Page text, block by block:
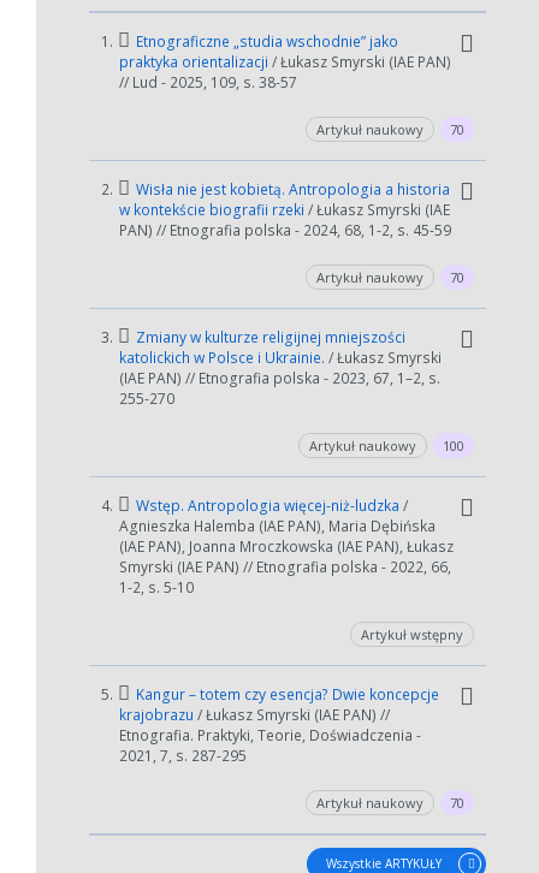
1.
Etnograficzne „studia wschodnie” jako
praktyka orientalizacji / Łukasz Smyrski (IAE PAN)
// Lud - 2025, 109, s. 38-57
Artykuł naukowy 70
2.
Wisła nie jest kobietą. Antropologia a historia
w kontekście biografii rzeki / Łukasz Smyrski (IAE
PAN) // Etnografia polska - 2024, 68, 1-2, s. 45-59
Artykuł naukowy 70
3.
Zmiany w kulturze religijnej mniejszości
katolickich w Polsce i Ukrainie. / Łukasz Smyrski
(IAE PAN) // Etnografia polska - 2023, 67, 1–2, s.
255-270
Artykuł naukowy 100
4. Wstęp. Antropologia więcej-niż-ludzka /
Agnieszka Halemba (IAE PAN), Maria Dębińska
(IAE PAN), Joanna Mroczkowska (IAE PAN), Łukasz
Smyrski (IAE PAN) // Etnografia polska - 2022, 66,
1-2, s. 5-10
Artykuł wstępny
5.
Kangur – totem czy esencja? Dwie koncepcje
krajobrazu / Łukasz Smyrski (IAE PAN) //
Etnografia. Praktyki, Teorie, Doświadczenia -
2021, 7, s. 287-295
Artykuł naukowy 70
Wszystkie ARTYKUŁY